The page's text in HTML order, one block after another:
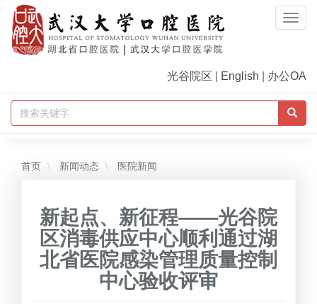
光谷院区 English 办公OA
首页 新闻动态 医院新闻
新起点、新征程——光谷院
区消毒供应中心顺利通过湖
北省医院感染管理质量控制
中心验收评审